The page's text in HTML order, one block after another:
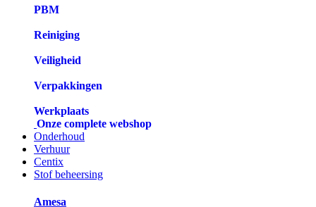
PBM
Reiniging
Veiligheid
Verpakkingen
Werkplaats
Onze complete webshop
Onderhoud
Verhuur
Centix
Stof beheersing
Amesa